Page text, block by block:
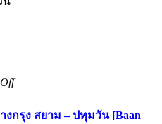
Off
งกรุง สยาม – ปทุมวัน [Baan